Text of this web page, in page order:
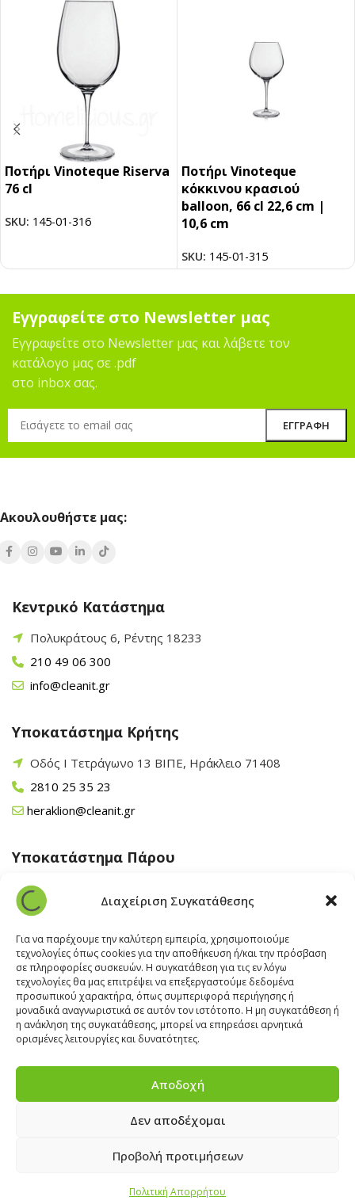
Διαχείριση Συγκατάθεσης
Για να παρέχουμε την καλύτερη εμπειρία, χρησιμοποιούμε
τεχνολογίες όπως cookies για την αποθήκευση ή/και την πρόσβαση
σε πληροφορίες συσκευών. Η συγκατάθεση για τις εν λόγω
τεχνολογίες θα μας επιτρέψει να επεξεργαστούμε δεδομένα
προσωπικού χαρακτήρα, όπως συμπεριφορά περιήγησης ή
μοναδικά αναγνωριστικά σε αυτόν τον ιστότοπο. Η μη συγκατάθεση ή
η ανάκληση της συγκατάθεσης, μπορεί να επηρεάσει αρνητικά
ορισμένες λειτουργίες και δυνατότητες.
Αποδοχή
Δεν αποδέχομαι
Προβολή προτιμήσεων
Πολιτική Απορρήτου
Ποτήρι Vinoteque Riserva
76 cl
SKU: 145-01-316
Ποτήρι Vinoteque
κόκκινου κρασιού
balloon, 66 cl 22,6 cm |
10,6 cm
SKU: 145-01-315
Εγγραφείτε στο Newsletter μας
Εγγραφείτε στο Newsletter μας και λάβετε τον
κατάλογο μας σε .pdf
στο inbox σας.
Ακουλουθήστε μας:
Κεντρικό Κατάστημα
Πολυκράτους 6, Ρέντης 18233
210 49 06 300
info@cleanit.gr
Υποκατάστημα Κρήτης
Οδός Ι Τετράγωνο 13 ΒΙΠΕ, Ηράκλειο 71408
2810 25 35 23
heraklion@cleanit.gr
Υποκατάστημα Πάρου
Άγιος Βλάσης Αρχίλοχος, Πάρος 84400
22840 43 163
paros@cleanit.gr
Υποκατάστημα Σαντορίνης
Έξω Γωνία, Σαντορίνη847 00
22860 22322
CORNER|ΕΠΙΚΟΙΝΩΝΙΑ